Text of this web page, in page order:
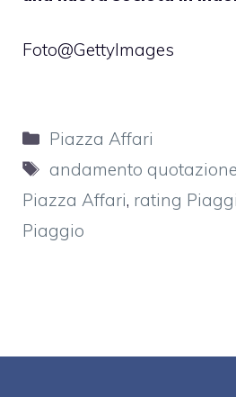
Foto@GettyImages
Categorie
Piazza Affari
Tag
andamento
Piazza Affari, rating
Piaggio